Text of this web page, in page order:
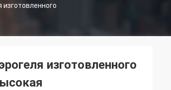
изготовленного